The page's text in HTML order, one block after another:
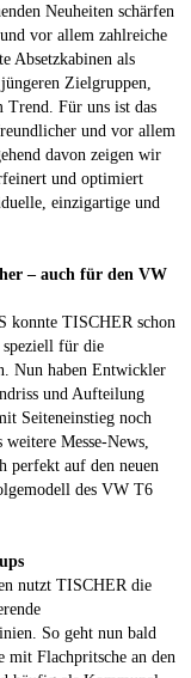
Neuheiten schärfen
vor allem zahlreiche
Absetzkabinen als
Zielgruppen,
Trend. Für uns ist das
und vor allem
davon zeigen wir
und optimiert
einzigartige und
– auch für den VW
konnte TISCHER schon
speziell für die
Nun haben Entwickler
und Aufteilung
Seiteneinstieg noch
Messe-News,
perfekt auf den neuen
des VW T6
nutzt TISCHER die
So geht nun bald
mit Flachpritsche an den